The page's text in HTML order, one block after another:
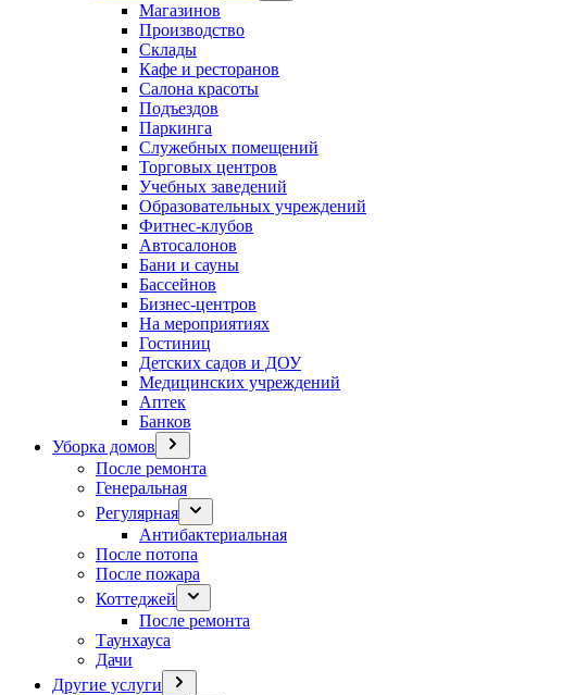
Магазинов
Производство
Склады
Кафе и ресторанов
Салона красоты
Подъездов
Паркинга
Служебных помещений
Торговых центров
Учебных заведений
Образовательных учреждений
Фитнес-клубов
Автосалонов
Бани и сауны
Бассейнов
Бизнес-центров
На мероприятиях
Гостиниц
Детских садов и ДОУ
Медицинских учреждений
Аптек
Банков
Уборка домов
После ремонта
Генеральная
Регулярная
Антибактериальная
После потопа
После пожара
Коттеджей
После ремонта
Таунхауса
Дачи
Другие услуги